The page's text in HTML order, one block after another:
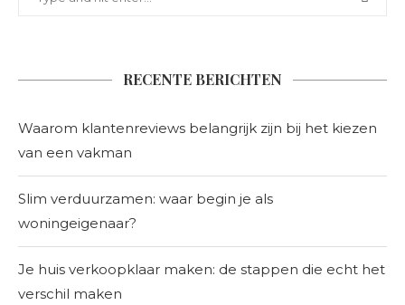
RECENTE BERICHTEN
Waarom klantenreviews belangrijk zijn bij het kiezen
van een vakman
Slim verduurzamen: waar begin je als
woningeigenaar?
Je huis verkoopklaar maken: de stappen die echt het
verschil maken